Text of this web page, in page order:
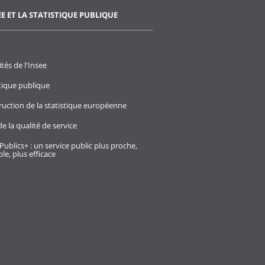
ET LA STATISTIQUE PUBLIQUE
de l'Insee
publique
de la statistique européenne
la qualité de service
: un service public plus proche,
plus efficace